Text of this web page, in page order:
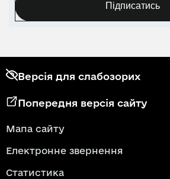
Підписатись
Версія для слабозорих
Попередня версія сайту
Мапа сайту
Електронне звернення
Статистика